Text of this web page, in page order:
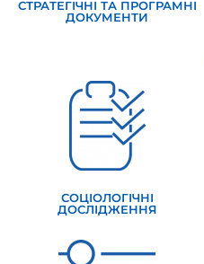
СТРАТЕГІЧНІ ТА ПРОГРАМНІ
ДОКУМЕНТИ
СОЦІОЛОГІЧНІ
ДОСЛІДЖЕННЯ